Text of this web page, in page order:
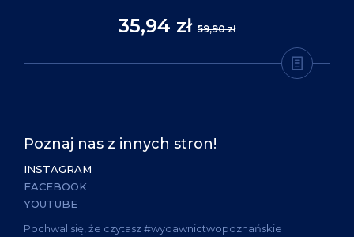
35,94 zł 59,90 zł
Poznaj nas z innych stron!
INSTAGRAM
FACEBOOK
YOUTUBE
Pochwal się, że czytasz #wydawnictwopoznańskie